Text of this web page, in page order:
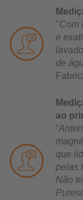
"Com
e
de
ao
“
que
pelas
Não